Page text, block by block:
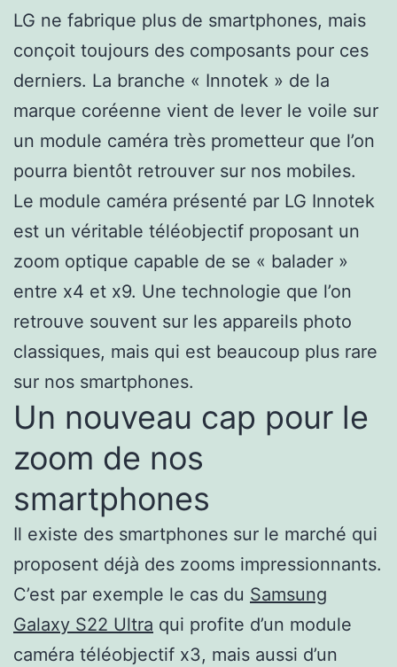
LG ne fabrique plus de smartphones, mais
conçoit toujours des composants pour ces
derniers. La branche « Innotek » de la
marque coréenne vient de lever le voile sur
un module caméra très prometteur que l’on
pourra bientôt retrouver sur nos mobiles.
Le module caméra présenté par LG Innotek
est un véritable téléobjectif proposant un
zoom optique capable de se « balader »
entre x4 et x9. Une technologie que l’on
retrouve souvent sur les appareils photo
classiques, mais qui est beaucoup plus rare
sur nos smartphones.
Un nouveau cap pour le
zoom de nos
smartphones
Il existe des smartphones sur le marché qui
proposent déjà des zooms impressionnants.
C’est par exemple le cas du Samsung
Galaxy S22 Ultra qui profite d’un module
caméra téléobjectif x3, mais aussi d’un